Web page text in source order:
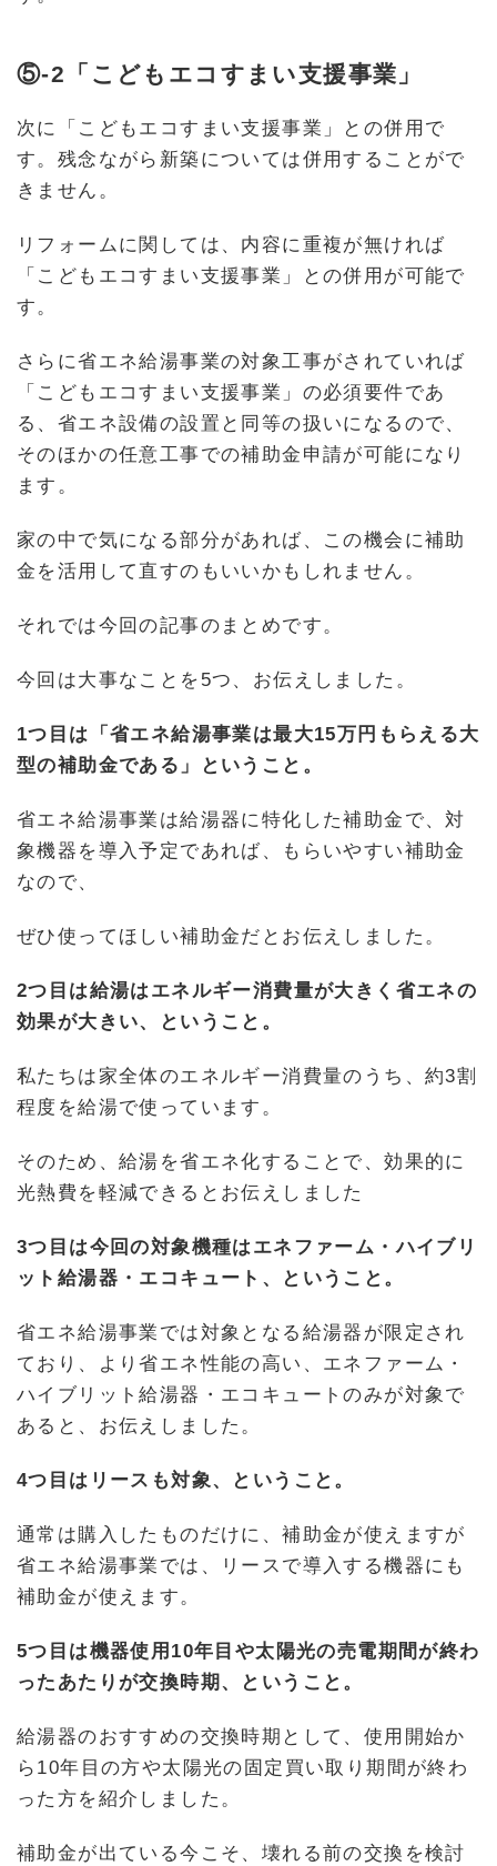
⑤-2「こどもエコすまい支援事業」
次に「こどもエコすまい支援事業」との併用で
す。残念ながら新築については併用することがで
きません。
リフォームに関しては、内容に重複が無ければ
「こどもエコすまい支援事業」との併用が可能で
す。
さらに省エネ給湯事業の対象工事がされていれば
「こどもエコすまい支援事業」の必須要件であ
る、省エネ設備の設置と同等の扱いになるので、
そのほかの任意工事での補助金申請が可能になり
ます。
家の中で気になる部分があれば、この機会に補助
金を活用して直すのもいいかもしれません。
それでは今回の記事のまとめです。
今回は大事なことを5つ、お伝えしました。
1つ目は「省エネ給湯事業は最大15万円もらえる大
型の補助金である」ということ。
省エネ給湯事業は給湯器に特化した補助金で、対
象機器を導入予定であれば、もらいやすい補助金
なので、
ぜひ使ってほしい補助金だとお伝えしました。
2つ目は給湯はエネルギー消費量が大きく省エネの
効果が大きい、ということ。
私たちは家全体のエネルギー消費量のうち、約3割
程度を給湯で使っています。
そのため、給湯を省エネ化することで、効果的に
光熱費を軽減できるとお伝えしました
3つ目は今回の対象機種はエネファーム・ハイブリ
ット給湯器・エコキュート、ということ。
省エネ給湯事業では対象となる給湯器が限定され
ており、より省エネ性能の高い、エネファーム・
ハイブリット給湯器・エコキュートのみが対象で
あると、お伝えしました。
4つ目はリースも対象、ということ。
通常は購入したものだけに、補助金が使えますが
省エネ給湯事業では、リースで導入する機器にも
補助金が使えます。
5つ目は機器使用10年目や太陽光の売電期間が終わ
ったあたりが交換時期、ということ。
給湯器のおすすめの交換時期として、使用開始か
ら10年目の方や太陽光の固定買い取り期間が終わ
った方を紹介しました。
補助金が出ている今こそ、壊れる前の交換を検討